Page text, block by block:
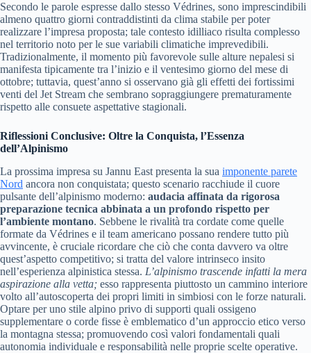
Secondo le parole espresse dallo stesso Védrines, sono imprescindibili
almeno quattro giorni contraddistinti da clima stabile per poter
realizzare l’impresa proposta; tale contesto idilliaco risulta complesso
nel territorio noto per le sue variabili climatiche imprevedibili.
Tradizionalmente, il momento più favorevole sulle alture nepalesi si
manifesta tipicamente tra l’inizio e il ventesimo giorno del mese di
ottobre; tuttavia, quest’anno si osservano già gli effetti dei fortissimi
venti del Jet Stream che sembrano sopraggiungere prematuramente
rispetto alle consuete aspettative stagionali.
Riflessioni Conclusive: Oltre la Conquista, l’Essenza
dell’Alpinismo
La prossima impresa su Jannu East presenta la sua imponente parete
Nord ancora non conquistata; questo scenario racchiude il cuore
pulsante dell’alpinismo moderno: audacia affinata da rigorosa
preparazione tecnica abbinata a un profondo rispetto per
l’ambiente montano. Sebbene le rivalità tra cordate come quelle
formate da Védrines e il team americano possano rendere tutto più
avvincente, è cruciale ricordare che ciò che conta davvero va oltre
quest’aspetto competitivo; si tratta del valore intrinseco insito
nell’esperienza alpinistica stessa. L’alpinismo trascende infatti la mera
aspirazione alla vetta; esso rappresenta piuttosto un cammino interiore
volto all’autoscoperta dei propri limiti in simbiosi con le forze naturali.
Optare per uno stile alpino privo di supporti quali ossigeno
supplementare o corde fisse è emblematico d’un approccio etico verso
la montagna stessa; promuovendo così valori fondamentali quali
autonomia individuale e responsabilità nelle proprie scelte operative.